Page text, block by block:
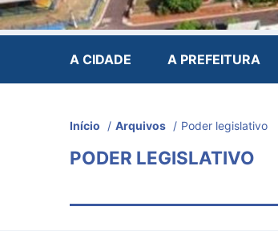
A CIDADE A PREFEITURA
Início / Arquivos / Poder legislativo
PODER LEGISLATIVO